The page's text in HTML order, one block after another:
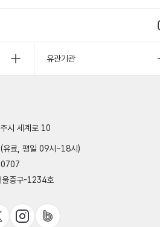
유관기관
시 세계로 10
료, 평일 09시~18시)
중구-1234호